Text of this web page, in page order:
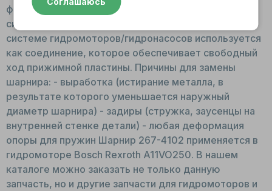
фиксируется прижимная пластина. Движется
синхронно с валом и блоком цилиндров. Функции: В
системе гидромоторов/гидронасосов используется
как соединение, которое обеспечивает свободный
ход прижимной пластины. Причины для замены
шарнира: - выработка (истирание металла, в
результате которого уменьшается наружный
диаметр шарнира) - задиры (стружка, заусенцы на
внутренней стенке детали) - любая деформация
опоры для пружин Шарнир 267-4102 применяется в
гидромоторе Bosch Rexroth A11VO250. В нашем
каталоге можно заказать не только данную
запчасть, но и другие запчасти для гидромоторов и